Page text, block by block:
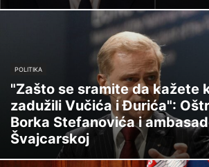
POLITIKA
"Zašto se sramite da kažete
zadužili Vučića i Đurića":
Borka Stefanovića i
Švajcarskoj